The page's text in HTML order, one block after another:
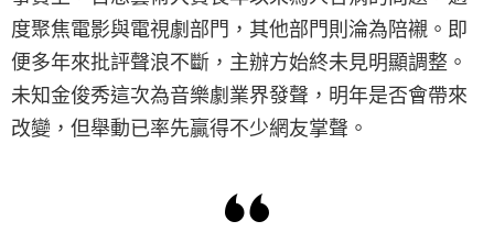
度聚焦電影與電視劇部門，其他部門則淪為陪襯。即
便多年來批評聲浪不斷，主辦方始終未見明顯調整。
未知金俊秀這次為音樂劇業界發聲，明年是否會帶來
改變，但舉動已率先贏得不少網友掌聲。